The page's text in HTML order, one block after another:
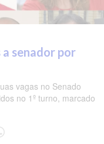
senador por
vagas no Senado
no 1º turno, marcado